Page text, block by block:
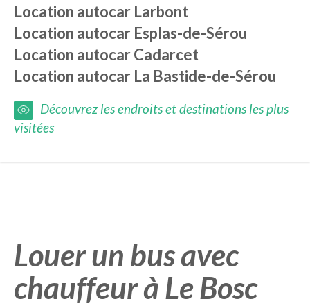
Location autocar Larbont
Location autocar Esplas-de-Sérou
Location autocarCadarcet
Location autocar La Bastide-de-Sérou
Découvrez les endroits et destinations les plus
visitées
Louer un bus avec
chauffeur à Le Bosc